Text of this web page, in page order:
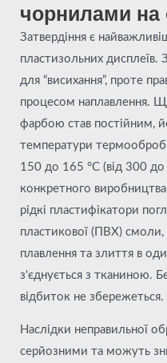
чорнилами на
Затвердіння є
пластизольних дисплеїв.
для “висихання”, проте
процесом наплавлення.
фарбою став постійним,
температури
150 до 165 °C (від 300 до
конкретного
рідкі пластифікатори
пластикової (ПВХ)
плавлення та злиття в
з'єднується з тканиною.
відбиток не збережеться.
Наслідки неправильної
серйозними та можуть